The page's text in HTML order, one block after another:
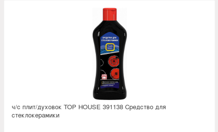
ч/с плит/духовок TOP HOUSE 391138 Средство для
стеклокерамики